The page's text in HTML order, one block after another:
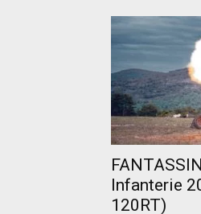
Infanterie
120RT)